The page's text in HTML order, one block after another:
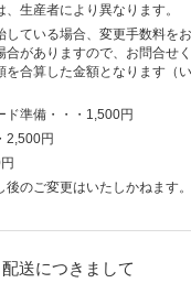
生産者により異なります。
している場合、変更手数料を
合がありますので、お問合せ
を合算した金額となります（
ド準備・・・1,500円
2,500円
のご変更はいたしかねます。
送につきまして